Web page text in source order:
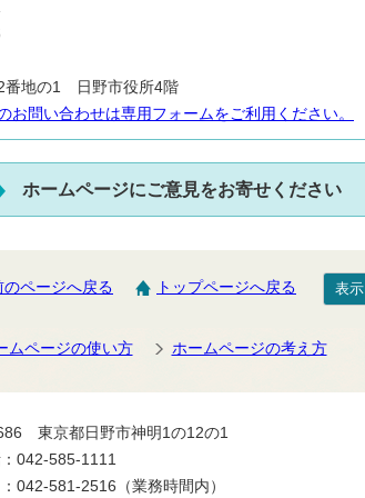
番地の1 日野市役所4階
お問い合わせは専用フォームをご利用ください。
ホームページにご意見をお寄せください
のページへ戻る トップページへ戻る 表示
ムページの使い方 ホームページの考え方
東京都日野市神明1の12の1
042-585-1111
042-581-2516（業務時間内）